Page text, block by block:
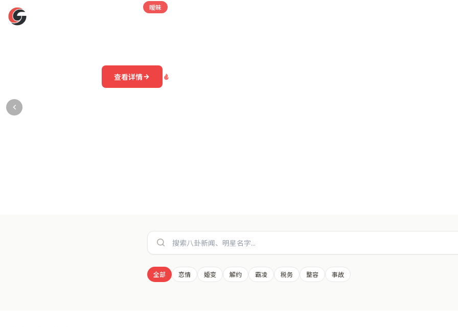
解约
重磅：某顶流男星与经纪公司解约，索赔金额高达3亿
查看详情 150.0万热度
暧昧
某小花被拍到与多位男星同时暧昧，时间管理大师实锤
查看详情
税务
某知名制片人涉嫌偷税漏税被调查，多部作品恐遭下架
查看详情
某影后与前夫对簿公堂，争夺孩子抚养权案开庭
查看详情 110.0万热度
全部 恋情 婚变 解约 霸凌 税务 整容 事故